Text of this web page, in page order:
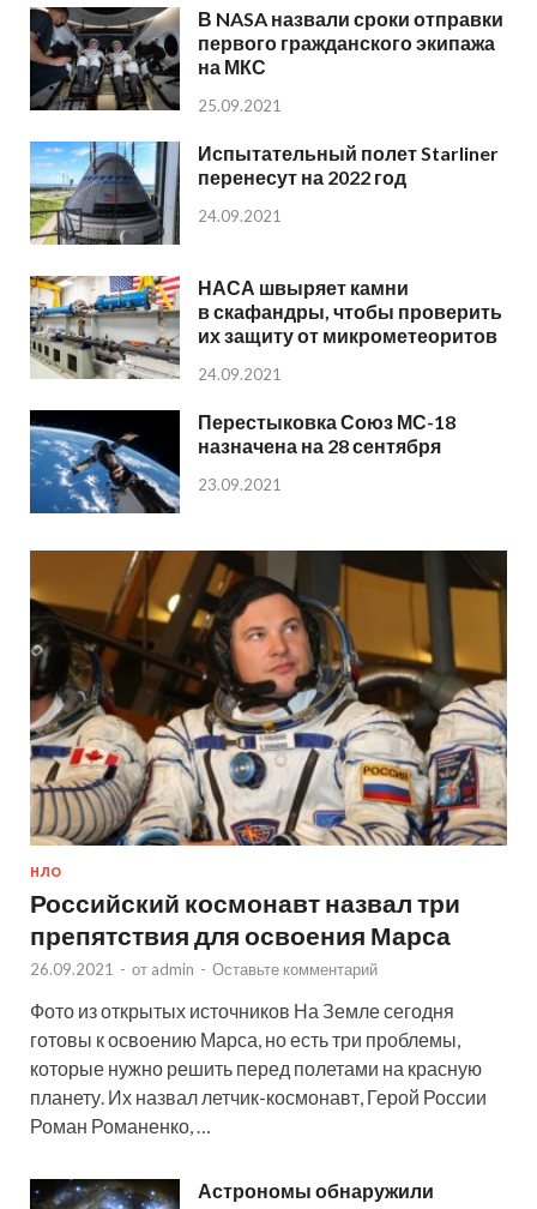
В NASA назвали сроки отправки
первого гражданского экипажа
на МКС
25.09.2021
Испытательный полет Starliner
перенесут на 2022 год
24.09.2021
НАСА швыряет камни
в скафандры, чтобы проверить
их защиту от микрометеоритов
24.09.2021
Перестыковка Союз МС-18
назначена на 28 сентября
23.09.2021
НЛО
Российский космонавт назвал три
препятствия для освоения Марса
26.09.2021 - от admin - Оставьте комментарий
Фото из открытых источников На Земле сегодня
готовы к освоению Марса, но есть три проблемы,
которые нужно решить перед полетами на красную
планету. Их назвал летчик-космонавт, Герой России
Роман Романенко, …
Астрономы обнаружили